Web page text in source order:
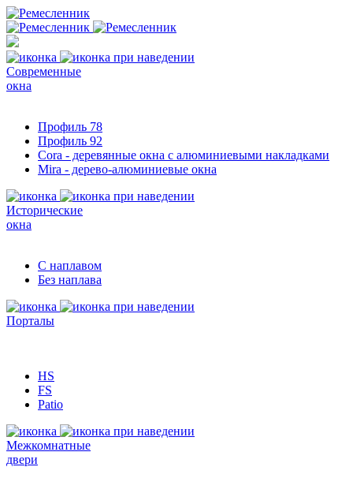
Современные
окна
Профиль 78
Профиль 92
Cora - деревянные окна с алюминиевыми накладками
Mira - дерево-алюминиевые окна
Исторические
окна
С наплавом
Без наплава
Порталы
HS
FS
Patio
Межкомнатные
двери